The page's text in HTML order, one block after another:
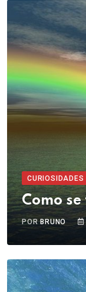
CURIOSIDADES
Como
PORBRUNO